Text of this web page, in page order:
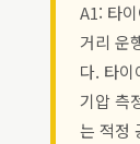
A1: 타
거리 운
다. 타
기압 측
는 적정